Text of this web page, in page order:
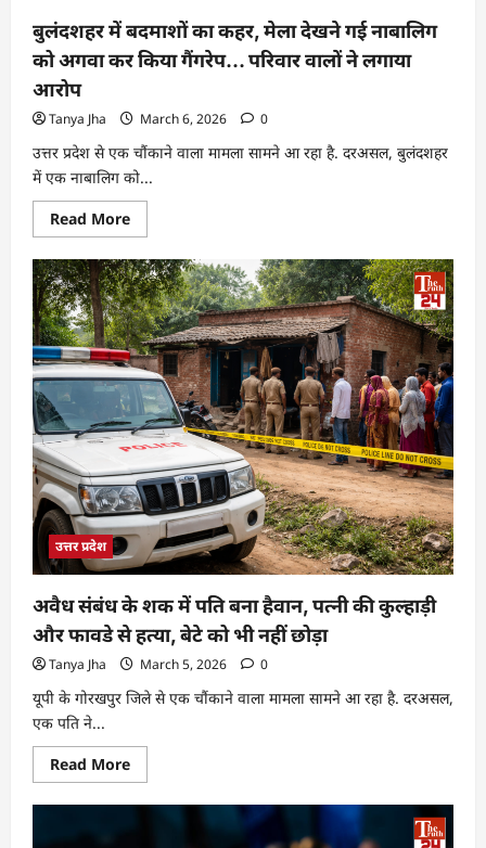
बुलंदशहर में बदमाशों का कहर, मेला देखने गई नाबालिग
को अगवा कर किया गैंगरेप… परिवार वालों ने लगाया
आरोप
Tanya Jha March 6, 2026 0
उत्तर प्रदेश से एक चौंकाने वाला मामला सामने आ रहा है. दरअसल, बुलंदशहर
में एक नाबालिग को...
Read More
उत्तर प्रदेश
अवैध संबंध के शक में पति बना हैवान, पत्नी की कुल्हाड़ी
और फावडे से हत्या, बेटे को भी नहीं छोड़ा
Tanya Jha March 5, 2026 0
यूपी के गोरखपुर जिले से एक चौंकाने वाला मामला सामने आ रहा है. दरअसल,
एक पति ने...
Read More